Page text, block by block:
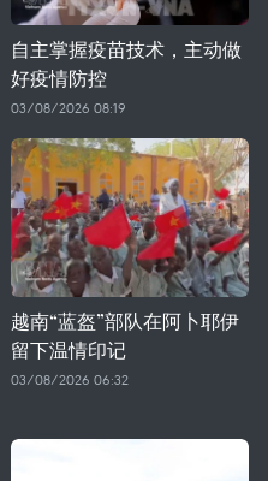
自主掌握疫苗技术，主动做
好疫情防控
03/08/2026 08:19
越南“蓝盔”部队在阿卜耶伊
留下温情印记
03/08/2026 06:32